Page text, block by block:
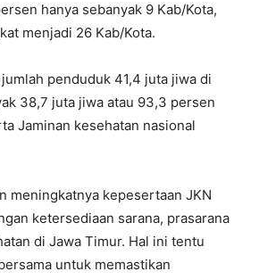
hanya sebanyak 9 Kab/Kota,
menjadi 26 Kab/Kota.
penduduk 41,4 juta jiwa di
38,7 juta jiwa atau 93,3 persen
Jaminan kesehatan nasional
meningkatnya kepesertaan JKN
ketersediaan sarana, prasarana
di Jawa Timur. Hal ini tentu
untuk memastikan